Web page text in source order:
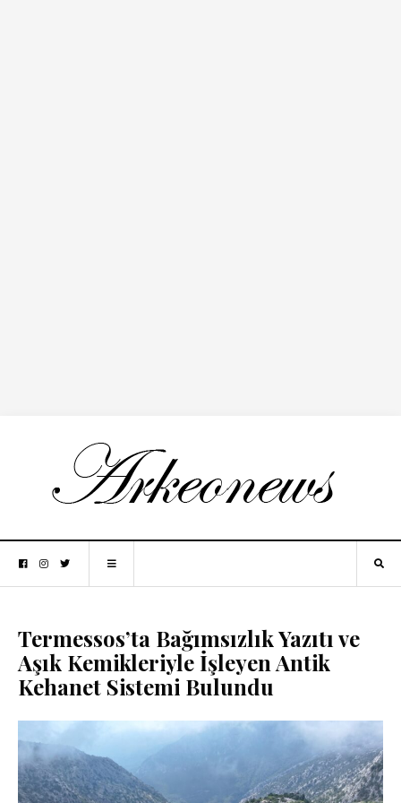
Termessos’ta Bağımsızlık Yazıtı ve
Aşık Kemikleriyle İşleyen Antik
Kehanet Sistemi Bulundu